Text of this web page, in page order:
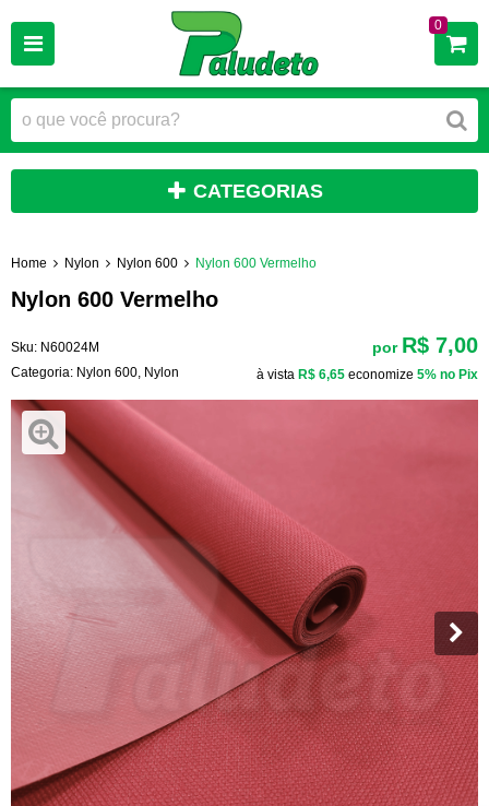
0
CATEGORIAS
Home Nylon Nylon 600 Nylon 600 Vermelho
Nylon 600 Vermelho
Sku: N60024M
Categoria: Nylon 600 Nylon
por R$ 7,00
à vista R$ 6,65 economize 5% no Pix